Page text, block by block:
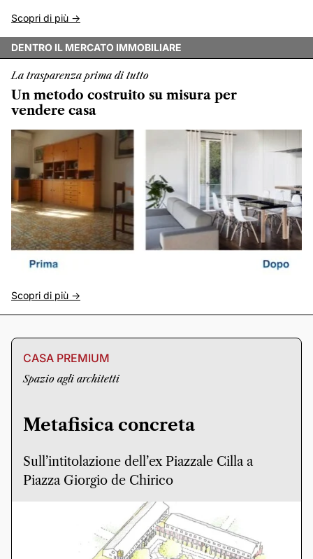
Scopri di più ->
DENTRO IL MERCATO IMMOBILIARE
La trasparenza prima di tutto
Un metodo costruito su misura per
vendere casa
Scopri di più ->
CASA PREMIUM
Spazio agli architetti
Metafisica concreta
Sull’intitolazione dell’ex Piazzale Cilla a
Piazza Giorgio de Chirico